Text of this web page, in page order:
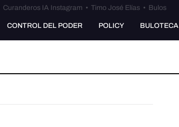
Curanderos IA Instagram • Timo José Elías• Bulos
CONTROL DEL PODER POLICY BULOTECA